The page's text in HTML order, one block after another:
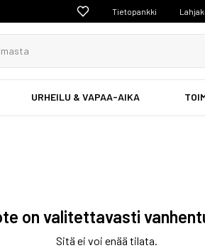
Tietopankki
URHEILU & VAPAA-AIKA
on valitettavasti
Sitä ei voi enää tilata.